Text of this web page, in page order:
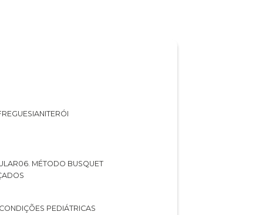
FREGUESIA
NITERÓI
06. MÉTODO BUSQUET
CONDIÇÕES PEDIÁTRICAS